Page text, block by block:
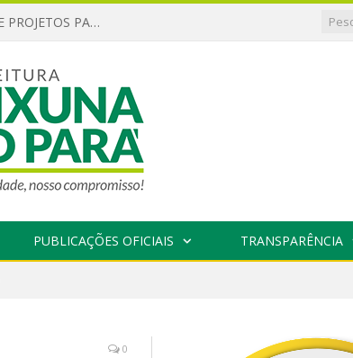
CHAMAMENTO PÚBLICO Nº 01/2026 – SELEÇÃO DE PROJETOS PARA FIRMAR TERMO DE EXECUÇÃO CULTURAL COM RECURSOS DA POLÍTICA NACIONAL ALDIR BLANC DE FOMENTO À CULTURA – PNAB (LEI Nº 14.399/2022)
PUBLICAÇÕES OFICIAIS TRANSPARÊNCIA
0